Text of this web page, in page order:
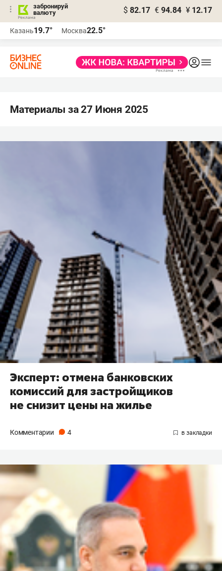
забронируй
валюту
$ 82.17 € 94.84 ¥ 12.17
Казань19.7° Москва22.5°
Материалы за 27 Июня 2025
Эксперт: отмена банковских
комиссий для застройщиков
не снизит цены на жилье
Комментарии 4